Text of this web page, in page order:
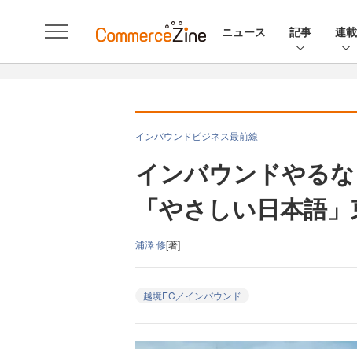
ニュース 記事 連載
インバウンドビジネス最前線
インバウンドやる
「やさしい日本語
浦澤 修[著]
越境EC／インバウンド